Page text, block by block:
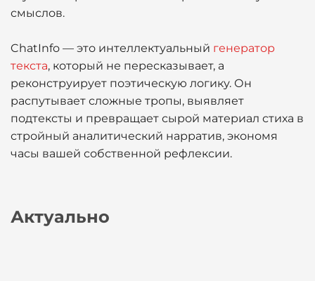
смыслов.
ChatInfo — это интеллектуальный генератор
текста, который не пересказывает, а
реконструирует поэтическую логику. Он
распутывает сложные тропы, выявляет
подтексты и превращает сырой материал стиха в
стройный аналитический нарратив, экономя
часы вашей собственной рефлексии.
Актуально